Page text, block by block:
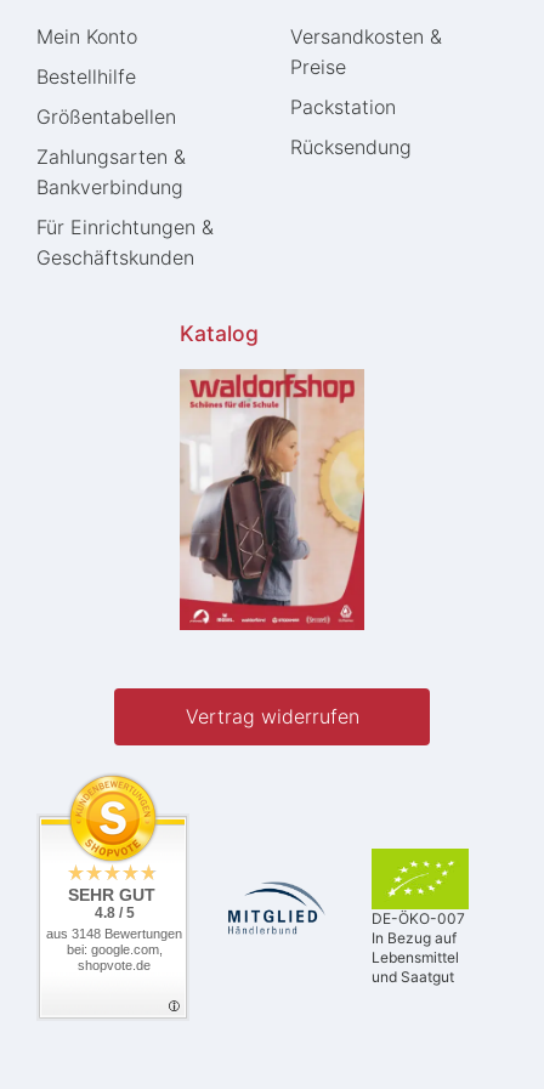
Mein Konto
Bestellhilfe
Größentabellen
Zahlungsarten &
Bankverbindung
Für Einrichtungen &
Geschäftskunden
Versandkosten &
Preise
Packstation
Rücksendung
Katalog
Vertrag widerrufen
SEHR GUT
4.8 / 5
aus 3148 Bewertungen
bei: google.com,
shopvote.de
DE-ÖKO-007
In Bezug auf
Lebensmittel
und Saatgut